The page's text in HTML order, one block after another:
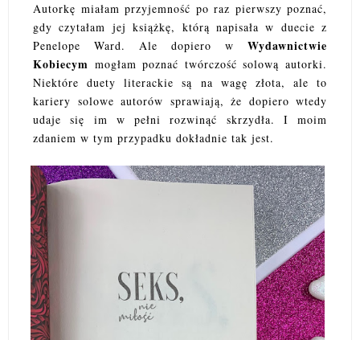
Autorkę miałam przyjemność po raz pierwszy poznać,
gdy czytałam jej książkę, którą napisała w duecie z
Penelope Ward. Ale dopiero w Wydawnictwie
Kobiecym mogłam poznać twórczość solową autorki.
Niektóre duety literackie są na wagę złota, ale to
kariery solowe autorów sprawiają, że dopiero wtedy
udaje się im w pełni rozwinąć skrzydła. I moim
zdaniem w tym przypadku dokładnie tak jest.